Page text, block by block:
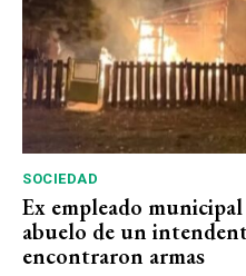
SOCIEDAD
Ex empleado
abuelo de un
encontraron armas